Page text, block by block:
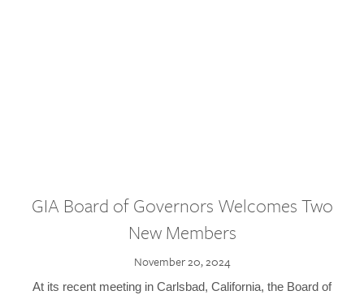
GIA Board of Governors Welcomes Two
New Members
November 20, 2024
At its recent meeting in Carlsbad, California, the Board of